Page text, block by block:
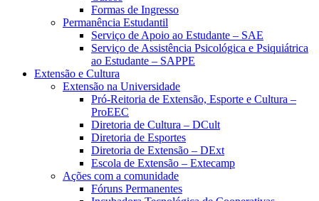
Formas de Ingresso
Permanência Estudantil
Serviço de Apoio ao Estudante – SAE
Serviço de Assistência Psicológica e Psiquiátrica
ao Estudante – SAPPE
Extensão e Cultura
Extensão na Universidade
Pró-Reitoria de Extensão, Esporte e Cultura –
ProEEC
Diretoria de Cultura – DCult
Diretoria de Esportes
Diretoria de Extensão – DExt
Escola de Extensão – Extecamp
Ações com a comunidade
Fóruns Permanentes